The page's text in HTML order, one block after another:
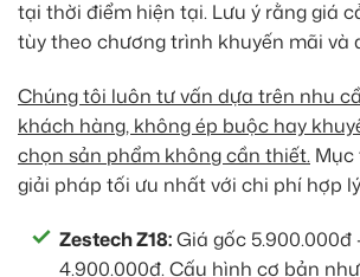
tại thời điểm hiện tại. Lưu ý rằng giá
tùy theo chương trình khuyến mãi và
Chúng tôi luôn tư vấn dựa trên nhu
khách hàng, không ép buộc hay
chọn sản phẩm không cần thiết. Mục
giải pháp tối ưu nhất với chi phí hợp
Zestech Z18:Giá gốc 5.900.000đ
4.900.000đ. Cấu hình cơ bản